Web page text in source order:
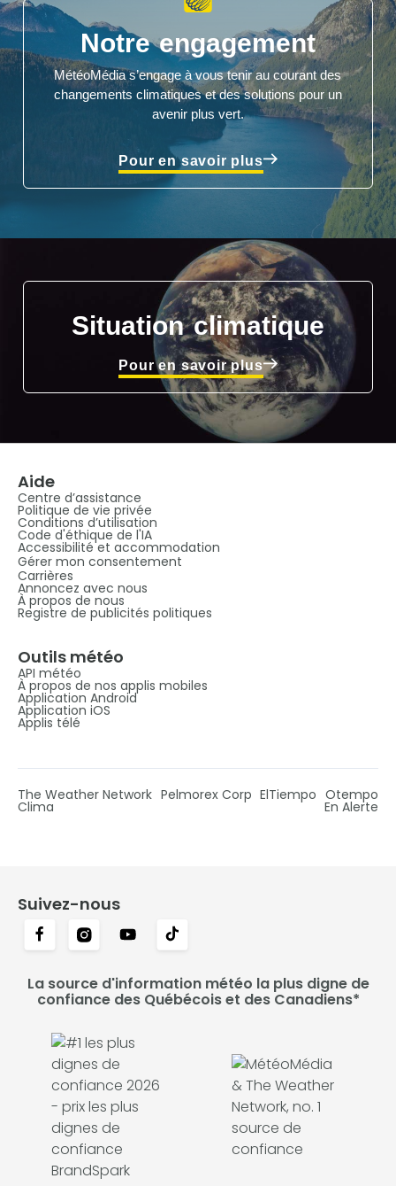
Notre engagement
MétéoMédia s’engage à vous tenir au courant des
changements climatiques et des solutions pour un
avenir plus vert.
Pour en savoir plus
Situation climatique
Pour en savoir plus
Aide
Centre d’assistance
Politique de vie privée
Conditions d’utilisation
Code d'éthique de l'IA
Accessibilité et accommodation
Gérer mon consentement
Carrières
Annoncez avec nous
À propos de nous
Registre de publicités politiques
Outils météo
API météo
À propos de nos applis mobiles
Application Android
Application iOS
Applis télé
The Weather Network Pelmorex Corp ElTiempo Otempo
Clima En Alerte
Suivez-nous
La source d'information météo la plus digne de
confiance des Québécois et des Canadiens*